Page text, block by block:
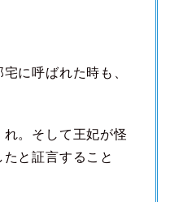
に呼ばれた時も、
れ。そして王妃が怪
と証言すること